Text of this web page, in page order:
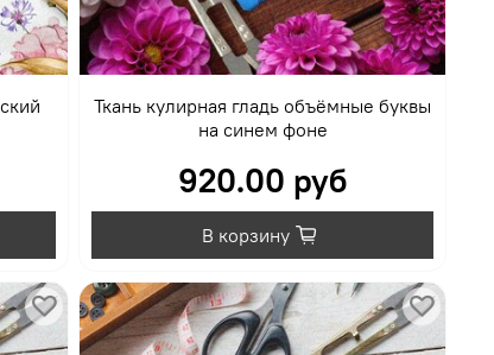
Ткань кулирная гладь объёмные буквы
на синем фоне
920.00 руб
В корзину